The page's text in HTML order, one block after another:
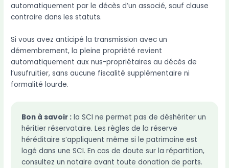
automatiquement par le décès d’un associé, sauf clause
contraire dans les statuts.
Si vous avez anticipé la transmission avec un
démembrement, la pleine propriété revient
automatiquement aux nus-propriétaires au décès de
l’usufruitier, sans aucune fiscalité supplémentaire ni
formalité lourde.
Bon à savoir :la SCI ne permet pas de déshériter un
héritier réservataire. Les règles de la réserve
héréditaire s’appliquent même si le patrimoine est
logé dans une SCI. En cas de doute sur la répartition,
consultez un notaire avant toute donation de parts.